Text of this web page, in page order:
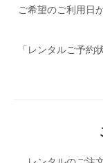
ご希望のご利用日
「レンタルご予約